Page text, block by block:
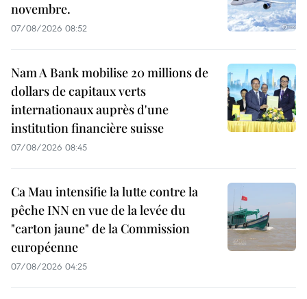
novembre.
07/08/2026 08:52
Nam A Bank mobilise 20 millions de
dollars de capitaux verts
internationaux auprès d'une
institution financière suisse
07/08/2026 08:45
Ca Mau intensifie la lutte contre la
pêche INN en vue de la levée du
"carton jaune" de la Commission
européenne
07/08/2026 04:25